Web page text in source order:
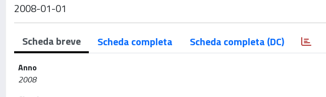
2008-01-01
Scheda breve Scheda completa Scheda completa (DC)
Anno
2008